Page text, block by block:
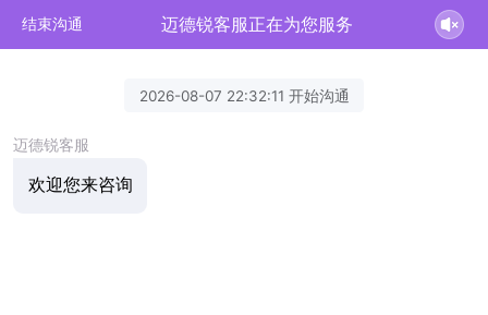
结束沟通 迈德锐客服正在为您服务
2026-08-07 22:32:11 开始沟通
迈德锐客服
欢迎您来咨询